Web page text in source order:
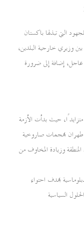
التي تبذلها باكستان
وزيري خارجية البلدين،
إضافة إلى ضرورة
حيث بدأت الأزمة
بهجمات صاروخية
وزيادة المخاوف من
بهدف احتواء
السياسية